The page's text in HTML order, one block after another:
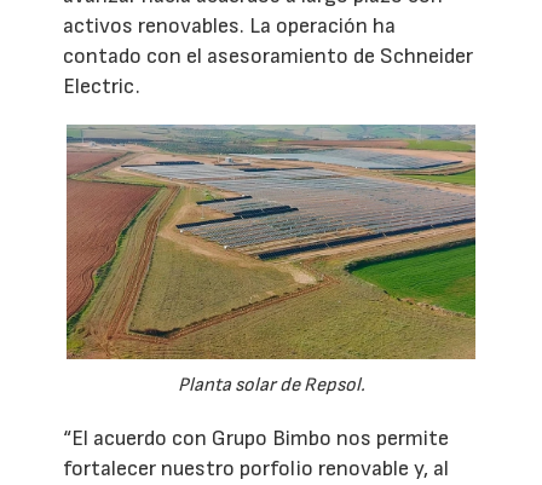
activos renovables. La operación ha
contado con el asesoramiento de Schneider
Electric.
Planta solar de Repsol.
“El acuerdo con Grupo Bimbo nos permite
fortalecer nuestro porfolio renovable y, al